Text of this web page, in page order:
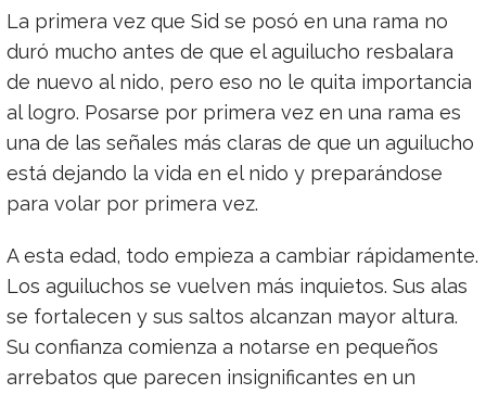
La primera vez que Sid se posó en una rama no
duró mucho antes de que el aguilucho resbalara
de nuevo al nido, pero eso no le quita importancia
al logro. Posarse por primera vez en una rama es
una de las señales más claras de que un aguilucho
está dejando la vida en el nido y preparándose
para volar por primera vez.
A esta edad, todo empieza a cambiar rápidamente.
Los aguiluchos se vuelven más inquietos. Sus alas
se fortalecen y sus saltos alcanzan mayor altura.
Su confianza comienza a notarse en pequeños
arrebatos que parecen insignificantes en un